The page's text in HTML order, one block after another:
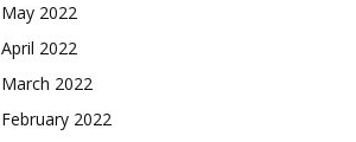
May 2022
April 2022
March 2022
February 2022